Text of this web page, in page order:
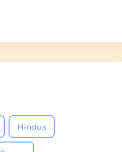
Hindus